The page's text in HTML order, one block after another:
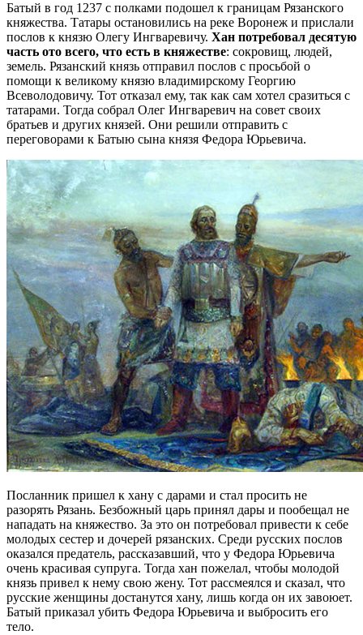
Батый в год 1237 с полками подошел к границам Рязанского
княжества. Татары остановились на реке Воронеж и прислали
послов к князю Олегу Ингваревичу. Хан потребовал десятую
часть ото всего, что есть в княжестве: сокровищ, людей,
земель. Рязанский князь отправил послов с просьбой о
помощи к великому князю владимирскому Георгию
Всеволодовичу. Тот отказал ему, так как сам хотел сразиться с
татарами. Тогда собрал Олег Ингваревич на совет своих
братьев и других князей. Они решили отправить с
переговорами к Батыю сына князя Федора Юрьевича.
Посланник пришел к хану с дарами и стал просить не
разорять Рязань. Безбожный царь принял дары и пообещал не
нападать на княжество. За это он потребовал привести к себе
молодых сестер и дочерей рязанских. Среди русских послов
оказался предатель, рассказавший, что у Федора Юрьевича
очень красивая супруга. Тогда хан пожелал, чтобы молодой
князь привел к нему свою жену. Тот рассмеялся и сказал, что
русские женщины достанутся хану, лишь когда он их завоюет.
Батый приказал убить Федора Юрьевича и выбросить его
тело.